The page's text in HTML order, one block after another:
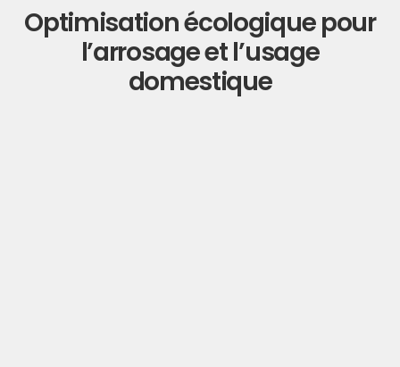
Optimisation écologique pour
l’arrosage et l’usage
domestique